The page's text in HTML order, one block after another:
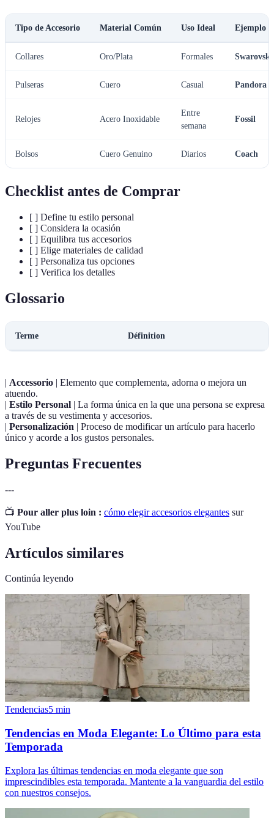
Tipo de Accesorio Material Común Uso Ideal Ejemplo
Collares Oro/Plata Formales Swarovski
Pulseras Cuero Casual Pandora
Relojes Acero Inoxidable
Entre
semana
Fossil
Bolsos Cuero Genuino Diarios Coach
Checklist antes de Comprar
[ ] Define tu estilo personal
[ ] Considera la ocasión
[ ] Equilibra tus accesorios
[ ] Elige materiales de calidad
[ ] Personaliza tus opciones
[ ] Verifica los detalles
Glossario
Terme Définition
| Accessorio | Elemento que complementa, adorna o mejora un
atuendo.
| Estilo Personal | La forma única en la que una persona se expresa
a través de su vestimenta y accesorios.
| Personalización | Proceso de modificar un artículo para hacerlo
único y acorde a los gustos personales.
Preguntas Frecuentes
---
📺 Pour aller plus loin : cómo elegir accesorios elegantes sur
YouTube
Artículos similares
Continúa leyendo
Tendencias5 min
Tendencias en Moda Elegante: Lo Último para esta
Temporada
Explora las últimas tendencias en moda elegante que son
imprescindibles esta temporada. Mantente a la vanguardia del estilo
con nuestros consejos.